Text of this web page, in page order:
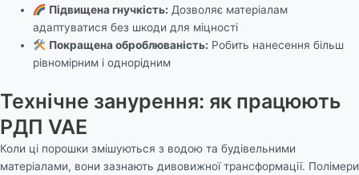
Підвищена гнучкість: Дозволяє матеріалам
адаптуватися без шкоди для міцності
Покращена оброблюваність: Робить нанесення більш
рівномірним і однорідним
Технічне занурення: як працюють
РДП VAE
Коли ці порошки змішуються з водою та будівельними
матеріалами, вони зазнають дивовижної трансформації. Полімери